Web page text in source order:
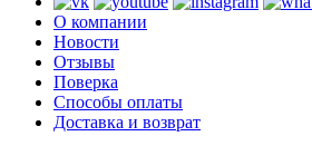
О компании
Новости
Отзывы
Поверка
Способы оплаты
Доставка и возврат